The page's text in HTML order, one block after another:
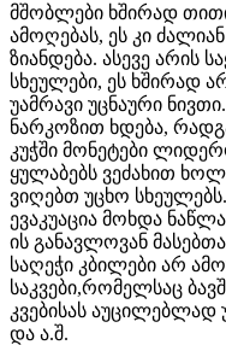
მშობლები ხშირად
ამოღებას, ეს კი
ზიანდება. ასევე არის
სხეულები, ეს ხშირად
უამრავი უცნაური
ნარკოზით ხდება,
კუჭში მონეტები
ყულაბებს ვეძახით
ვიღებთ უცხო
ევაკუაცია მოხდა
ის განავლოვან
საღეჭი კბილები არ
საკვები,რომელსაც
კვებისას აუცილებლად
და ა.შ.